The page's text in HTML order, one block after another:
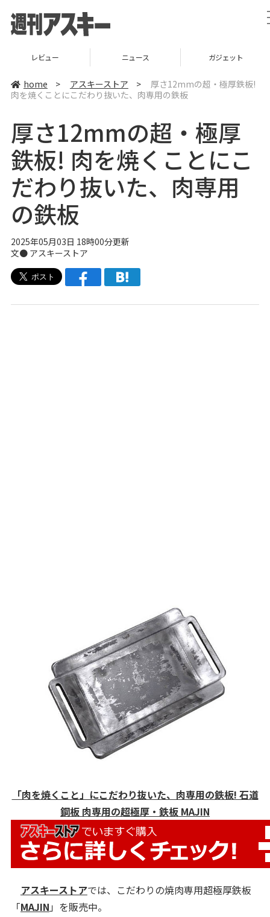
レビュー ニュース ガジェット
home > アスキーストア >
厚さ12mmの超・極厚鉄板!
肉を焼くことにこだわり抜いた、肉専用の鉄板
厚さ12mmの超・極厚
鉄板! 肉を焼くことにこ
だわり抜いた、肉専用
の鉄板
2025年05月03日 18時00分更新
文● アスキーストア
「肉を焼くこと」にこだわり抜いた、肉専用の鉄板! 石道
鋼板 肉専用の超極厚・鉄板 MAJIN
アスキーストアでは、こだわりの焼肉専用超極厚鉄板
「MAJIN 」を販売中。